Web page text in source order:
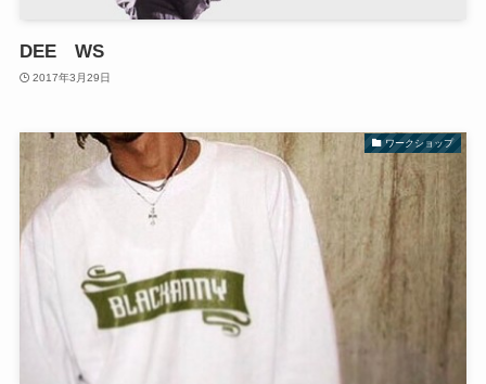
DEE WS
2017年3月29日
ワークショップ